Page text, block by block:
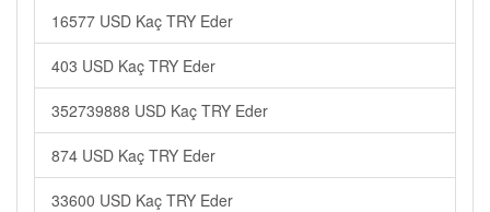
16577 USD Kaç TRY Eder
403 USD Kaç TRY Eder
352739888 USD Kaç TRY Eder
874 USD Kaç TRY Eder
33600 USD Kaç TRY Eder